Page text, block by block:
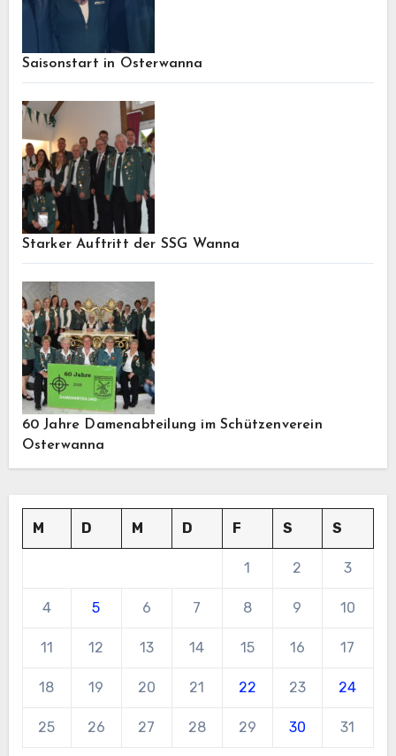
Saisonstart in Osterwanna
Starker Auftritt der SSG Wanna
60 Jahre Damenabteilung im Schützenverein
Osterwanna
M D M D F S S
1 2 3
4 5 6 7 8 9 10
11 12 13 14 15 16 17
18 19 20 21 22 23 24
25 26 27 28 29 30 31